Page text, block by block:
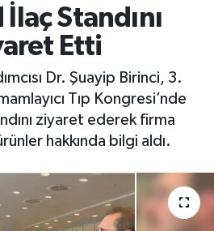
Standını
Etti
Dr. Şuayip Birinci, 3.
Tıp Kongresi’nde
ziyaret ederek firma
hakkında bilgi aldı.